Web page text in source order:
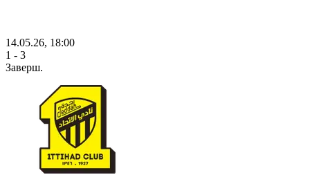
14.05.26, 18:00
1 - 3
Заверш.